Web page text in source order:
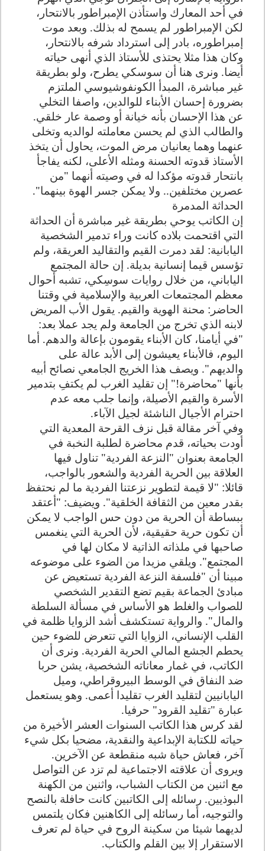
في أحد المعارك واستأذن الإمبراطور بالانتحار،
لكن الإمبراطور لم يسمح له بذلك. وبعد موت
إمبراطوره، بادر إلى استرداد شرفه بالانتحار،
وكان هذا مثلا يحتذى للأستاذ الذي أنهى حياته
أيضا. ونرى هنا أن سوسكي يطرح، ولو بطريقة
غير مباشرة، المبدأ الكونفوشيوسي الملتزم
بضرورة إحسان الأبناء للوالدين، واصفا التخلي
عن هذا الإحسان بأنه خيانة أو وصمة عار خلقي.
والطالب الذي لم يحسن معاملته لوالديه وتخلى
عنهما وهما يعانيان مرض الموت، يحاول أن يتخذ
الأستاذ قدوته الحسنة ومثله الأعلى، لكنه يفاجأ
بانتحار قدوته مؤكدا له في وصيته أنهما "من
عصرين مختلفين.. ولا يمكن جسر الهوة بينهما".
الحداثة المدمرة
إن الكاتب يوحي بطريقة غير مباشرة أن الحداثة
التي اقتحمت بلاده كانت وراء تدمير الشخصية
اليابانية: لقد دمرت القيم والتقاليد العريقة، ولم
تؤسس قيما إنسانية بديلة. إن حالة المجتمع
الياباني، من خلال روايات سوسِكي، تشبه أحوال
معظم المجتمعات العربية والإسلامية في وقتنا
الحاضر: محنة الهوية والقيم. يقول الأب المريض
لابنه الذي تخرج من الجامعة ولم يجد عملا بعد:
"في أيامنا، كان الأبناء يقومون بإعالة والدهم. أما
اليوم، فالأبناء يعيشون إلى الأبد عالة على
والديهم". ويصف هذا الخريج الجامعي نصائح أبيه
بأنها "محاضرة!" إن تقليد الغرب لم يكتفِ بتدمير
الأسرة والقيم الأصيلة، وإنما جلب معه عدم
احترام الأجيال الناشئة لجيل الآباء.
وفي آخر مقالة قبل نزف القرحة المعدية التي
أودت بحياته، قدم محاضرة لطلبة النخبة في
الجامعة بعنوان "النزعة الفردية" تناول فيها
العلاقة بين الحرية الفردية والشعور بالواجب،
قائلا: "لا قيمة لتطوير نزعتنا الفردية ما لم نحتفظ
بقدر معين من الثقافة الخلقية". ويضيف: "أعتقد
ببساطة أن الحرية من دون حس الواجب لا يمكن
أن تكون حرية حقيقية، لأن الحرية التي ينغمس
صاحبها في ملذاته الذاتية لا مكان لها في
المجتمع". ويلقي مزيدا من الضوء على موضوعه
مبينا أن "فلسفة النزعة الفردية تستعيض عن
مبادئ الجماعة بقيم تضع التقدير الشخصي
للصواب والغلط هو الأساس في مسألة السلطة
والمال". والرواية تستكشف أشد الزوايا ظلمة في
القلب الإنساني، الزوايا التي تتعرض للضوء حين
يحطم الجشع المالي الحرية الفردية. ونرى أن
الكاتب، في غمار معاناته الشخصية، يشن حربا
ضد النفاق في الوسط البيروقراطي، وميل
اليابانيين لتقليد الغرب تقليدا أعمى. وهو يستعمل
عبارة "تقليد القرود" حرفيا.
لقد كرس هذا الكاتب السنوات العشر الأخيرة من
حياته للكتابة الإبداعية والنقدية، مضحيا بكل شيء
آخر، فعاش حياة شبه منقطعة عن الآخرين.
ويروى أن علاقته الاجتماعية لم تزد عن التواصل
مع اثنين من الكتاب الشباب، واثنين من الكهنة
البوذيين. رسائله إلى الكاتبين كانت حافلة بالنصح
والتوجيه، أما رسائله إلى الكاهنين فكان يلتمس
لديهما شيئا من سكينة الروح في حياة لم تعرف
الاستقرار إلا بين القلم والكتاب.